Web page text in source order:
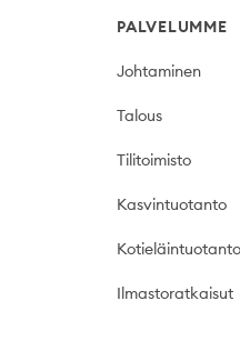
PALVELUMME
Johtaminen
Talous
Tilitoimisto
Kasvintuotanto
Kotieläintuotanto
Ilmastoratkaisut